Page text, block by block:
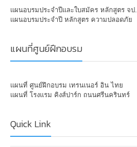
แผนอบรมประจำปีและใบสมัคร หลักสูตร จป.
แผนอบรมประจำปี หลักสูตร ความปลอดภัย
แผนที่ศูนย์ฝึกอบรม
แผนที่ ศูนย์ฝึกอบรม เทรนเนอร์ อิน ไทย
แผนที่ โรงแรม คิงส์ปาร์ก ถนนศรีนครินทร์
Quick Link